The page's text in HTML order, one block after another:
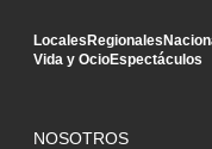
LocalesRegionales
Vida y OcioEspectáculos
NOSOTROS